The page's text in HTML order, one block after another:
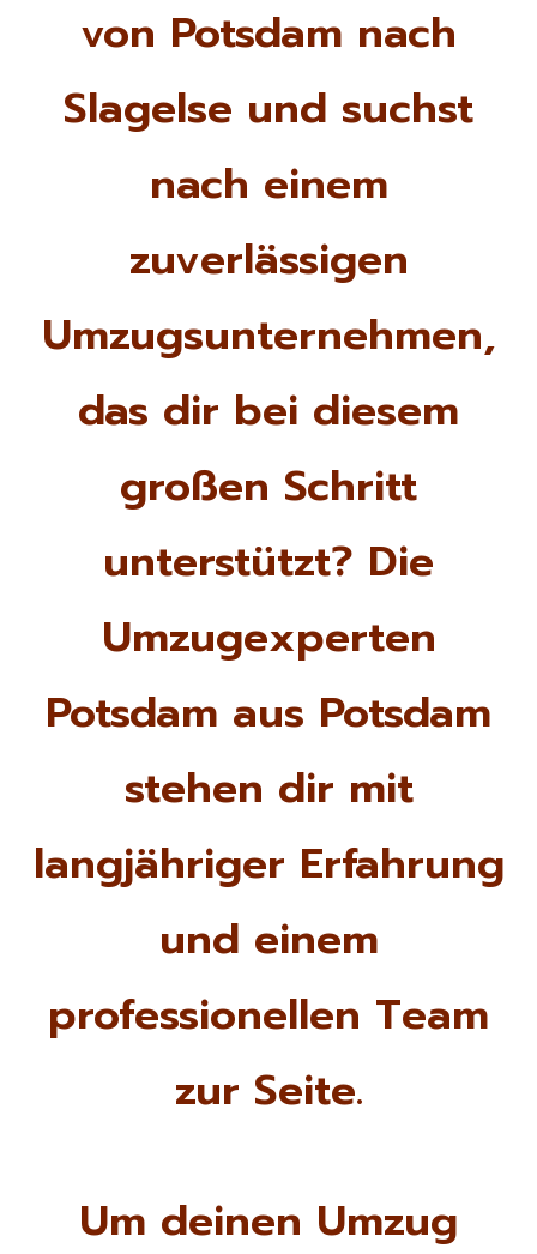
von Potsdam nach
Slagelse und suchst
nach einem
zuverlässigen
Umzugsunternehmen,
das dir bei diesem
großen Schritt
unterstützt? Die
Umzugexperten
Potsdam aus Potsdam
stehen dir mit
langjähriger Erfahrung
und einem
professionellen Team
zur Seite.
Um deinen Umzug